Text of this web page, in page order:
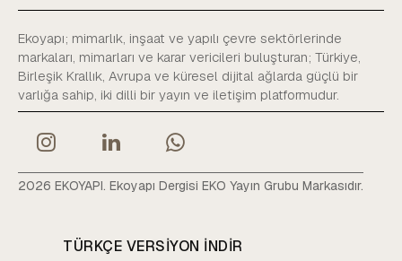
Ekoyapı; mimarlık, inşaat ve yapılı çevre sektörlerinde
markaları, mimarları ve karar vericileri buluşturan; Türkiye,
Birleşik Krallık, Avrupa ve küresel dijital ağlarda güçlü bir
varlığa sahip, iki dilli bir yayın ve iletişim platformudur.
2026 EKOYAPI. Ekoyapı Dergisi EKO Yayın Grubu Markasıdır.
TÜRKÇE VERSIYON INDIR